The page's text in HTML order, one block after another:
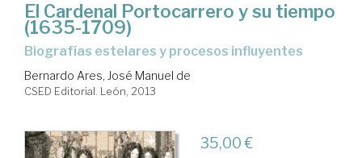
El Cardenal Portocarrero y su tiempo
(1635-1709)
biografías estelares y procesos influyentes
Bernardo Ares, José Manuel de
CSED Editorial. León, 2013
35,00 €